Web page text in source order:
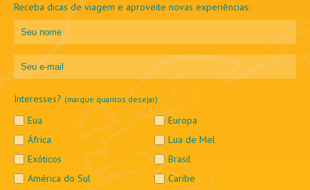
Receba dicas de viagem e aproveite novas experiências:
Interesses? (marque quantos desejar)
Eua
Europa
África
Lua de Mel
Exóticos
Brasil
América do Sul
Caribe